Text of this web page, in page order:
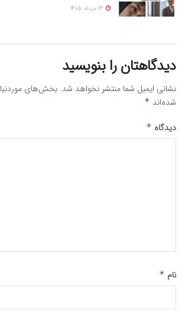
دیدگاهتان را بنویسید
نشانی ایمیل شما منتشر نخواهد شد. بخش‌های
شده‌اند *
دیدگاه *
نام *